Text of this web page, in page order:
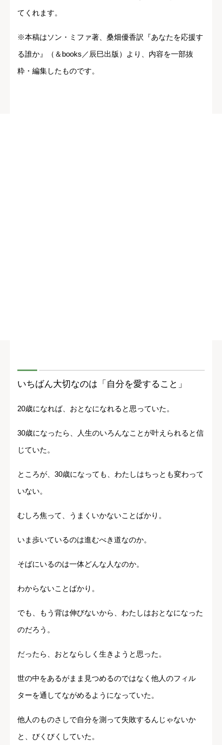
てくれます。
※本稿はソン・ミファ著、桑畑優香訳『あなたを応援す
る誰か』（＆books／辰巳出版）より、内容を一部抜
粋・編集したものです。
いちばん大切なのは「自分を愛すること」
20歳になれば、おとなになれると思っていた。
30歳になったら、人生のいろんなことが叶えられると信
じていた。
ところが、30歳になっても、わたしはちっとも変わって
いない。
むしろ焦って、うまくいかないことばかり。
いま歩いているのは進むべき道なのか。
そばにいるのは一体どんな人なのか。
わからないことばかり。
でも、もう背は伸びないから、わたしはおとなになった
のだろう。
だったら、おとならしく生きようと思った。
世の中をあるがまま見つめるのではなく他人のフィル
ターを通してながめるようになっていた。
他人のものさしで自分を測って失敗するんじゃないか
と、びくびくしていた。